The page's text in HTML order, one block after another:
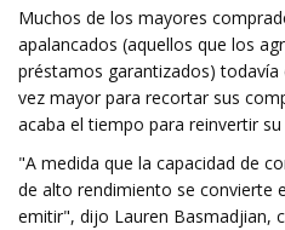
Muchos de los mayores
apalancados (aquellos que los
préstamos garantizados)
vez mayor para recortar sus
acaba el tiempo para reinvertir su
"A medida que la capacidad de
de alto rendimiento se convierte
emitir", dijo Lauren Basmadjian,